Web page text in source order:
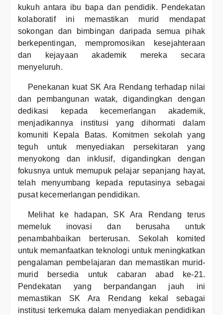
kukuh antara ibu bapa dan pendidik. Pendekatan
kolaboratif ini memastikan murid mendapat
sokongan dan bimbingan daripada semua pihak
berkepentingan, mempromosikan kesejahteraan
dan kejayaan akademik mereka secara
menyeluruh.
Penekanan kuat SK Ara Rendang terhadap nilai
dan pembangunan watak, digandingkan dengan
dedikasi kepada kecemerlangan akademik,
menjadikannya institusi yang dihormati dalam
komuniti Kepala Batas. Komitmen sekolah yang
teguh untuk menyediakan persekitaran yang
menyokong dan inklusif, digandingkan dengan
fokusnya untuk memupuk pelajar sepanjang hayat,
telah menyumbang kepada reputasinya sebagai
pusat kecemerlangan pendidikan.
Melihat ke hadapan, SK Ara Rendang terus
memeluk inovasi dan berusaha untuk
penambahbaikan berterusan. Sekolah komited
untuk memanfaatkan teknologi untuk meningkatkan
pengalaman pembelajaran dan memastikan murid-
murid bersedia untuk cabaran abad ke-21.
Pendekatan yang berpandangan jauh ini
memastikan SK Ara Rendang kekal sebagai
institusi terkemuka dalam menyediakan pendidikan